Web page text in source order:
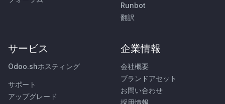
Runbot
翻訳
サービス
Odoo.shホスティング
サポート
アップグレード
企業情報
会社概要
ブランドアセット
お問い合わせ
採用情報